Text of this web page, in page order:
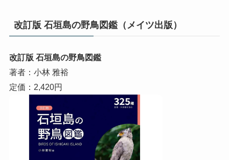
改訂版 石垣島の野鳥図鑑（メイツ出版）
改訂版 石垣島の野鳥図鑑
著者：小林 雅裕
定価：2,420円